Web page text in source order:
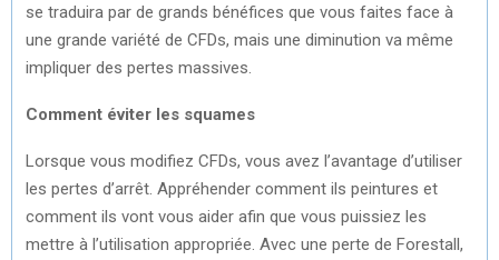
se traduira par de grands bénéfices que vous faites face à
une grande variété de CFDs, mais une diminution va même
impliquer des pertes massives.
Comment éviter les squames
Lorsque vous modifiez CFDs, vous avez l’avantage d’utiliser
les pertes d’arrêt. Appréhender comment ils peintures et
comment ils vont vous aider afin que vous puissiez les
mettre à l’utilisation appropriée. Avec une perte de Forestall,